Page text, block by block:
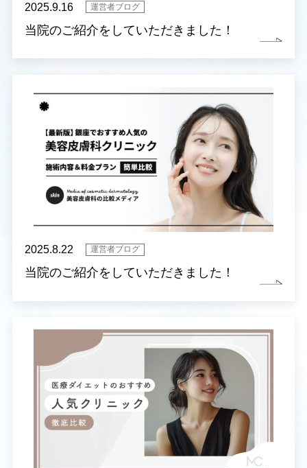
2025.9.16 運営者ブログ
当院のご紹介をしていただきました！
2025.8.22 運営者ブログ
当院のご紹介をしていただきました！